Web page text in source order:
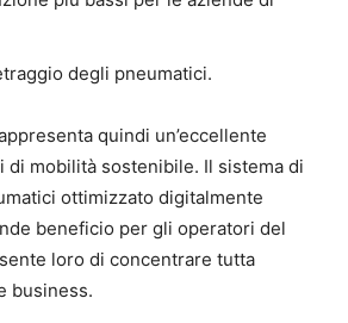
degli pneumatici.
quindi un’eccellente
di mobilità sostenibile. Il sistema di
ottimizzato digitalmente
beneficio per gli operatori del
loro di concentrare tutta
business.